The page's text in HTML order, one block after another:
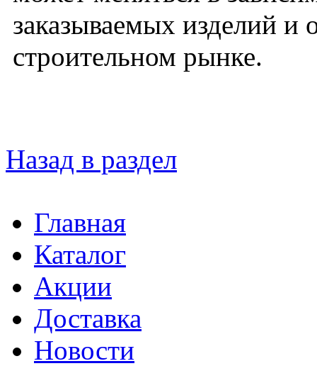
заказываемых изделий и
строительном рынке.
Назад в раздел
Главная
Каталог
Акции
Доставка
Новости